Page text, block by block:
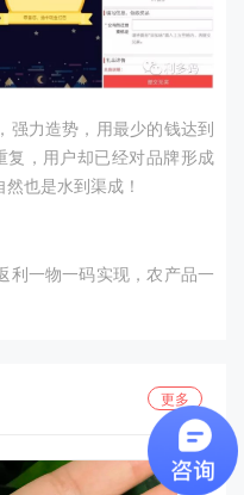
强力造势，用最少的钱达到
，用户却已经对品牌形成
也是水到渠成！
利一物一码实现，农产品一
更多